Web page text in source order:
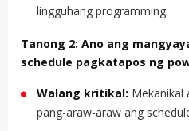
lingguhang programming
Tanong 2: Ano ang
schedule pagkatapos ng
Walang kritikal: Mekanikal
pang-araw-araw ang